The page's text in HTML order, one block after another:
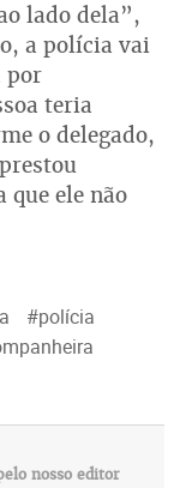
lado dela”,
a polícia vai
por
teria
o delegado,
ele não
#polícia
nosso editor